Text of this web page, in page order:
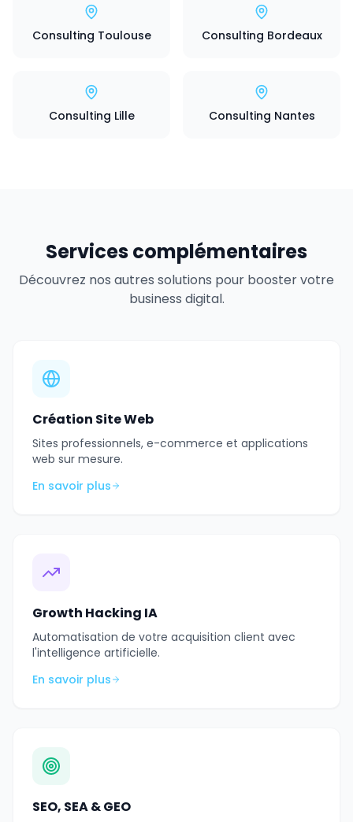
Consulting Toulouse Consulting Bordeaux
Consulting Lille Consulting Nantes
Services complémentaires
Découvrez nos autres solutions pour booster votre
business digital.
Création Site Web
Sites professionnels, e-commerce et applications
web sur mesure.
En savoir plus
Growth Hacking IA
Automatisation de votre acquisition client avec
l'intelligence artificielle.
En savoir plus
SEO, SEA & GEO